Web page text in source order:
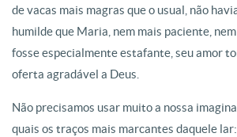
de vacas mais magras que o usual, não
humilde que Maria, nem mais paciente,
fosse especialmente estafante, seu amor
oferta agradável a Deus.
Não precisamos usar muito a nossa
quais os traços mais marcantes daquele